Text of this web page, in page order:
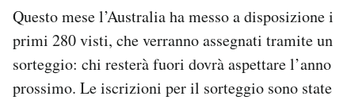
Questo mese l’Australia ha messo a disposizione i
primi 280 visti, che verranno assegnati tramite un
sorteggio: chi resterà fuori dovrà aspettare l’anno
prossimo. Le iscrizioni per il sorteggio sono state